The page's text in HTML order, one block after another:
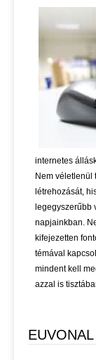
internetes
Nem véletlenül
létrehozását,
legegyszerűbb
napjainkban.
kifejezetten
témával
mindent kell
azzal is